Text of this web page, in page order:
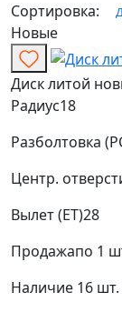
Сортировка:
Новые
Диск литой
Радиус18
Разболтовка
Центр.
Вылет (ET)28
Продажапо 1
Наличие 16